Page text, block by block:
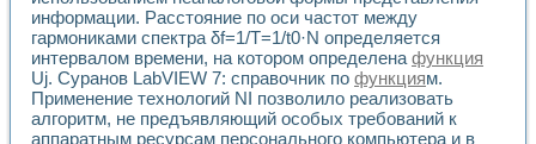
Использование программ ELECTRONICS WORKBENCH-
Лабораторный практикум по дисциплине «Цифровые
Лабораторный практикум по ИНС на основе LabVIEW
Лабораторный практикум по основам теории коммутации
Опыт использования NI LabVIEW для создания
Применение LabVIEW для исследования течения в
информации. Расстояние по оси частот между
гармониками спектра δf=1/T=1/t0·N определяется
интервалом времени, на котором определенафункция
Uj. Суранов LabVIEW 7: справочник по функциям.
Применение технологий NI позволило реализовать
алгоритм, не предъявляющий особых требований к
аппаратным ресурсам персонального компьютера и в